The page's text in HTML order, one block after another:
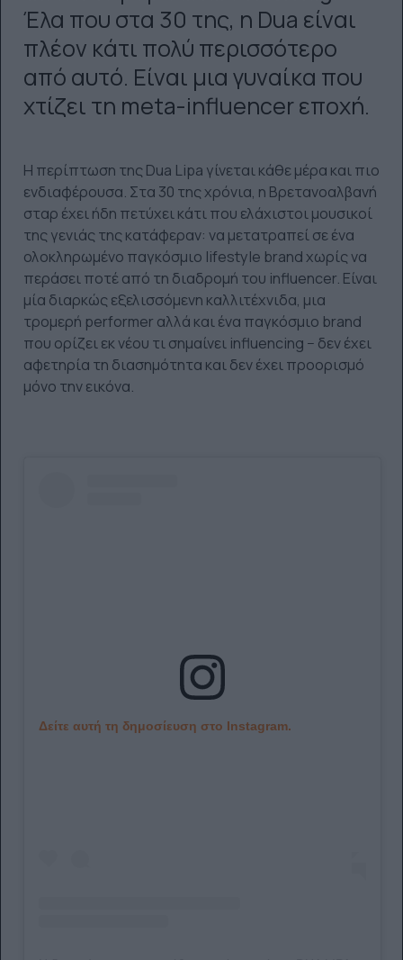
Έλα που στα 30 της, η Dua είναι
πλέον κάτι πολύ περισσότερο
από αυτό. Είναι μια γυναίκα που
χτίζει τη meta-influencer εποχή.
Η περίπτωση της Dua Lipa γίνεται κάθε μέρα και πιο
ενδιαφέρουσα. Στα 30 της χρόνια, η Βρετανοαλβανή
σταρ έχει ήδη πετύχει κάτι που ελάχιστοι μουσικοί
της γενιάς της κατάφεραν: να μετατραπεί σε ένα
ολοκληρωμένο παγκόσμιο lifestyle brand χωρίς να
περάσει ποτέ από τη διαδρομή του influencer. Είναι
μία διαρκώς εξελισσόμενη καλλιτέχνιδα, μια
τρομερή performer αλλά και ένα παγκόσμιο brand
που ορίζει εκ νέου τι σημαίνει influencing − δεν έχει
αφετηρία τη διασημότητα και δεν έχει προορισμό
μόνο την εικόνα.
Δείτε αυτή τη δημοσίευση στο Instagram.